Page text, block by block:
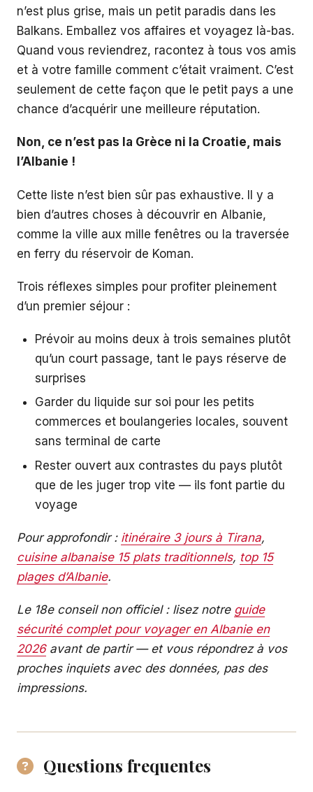
n’est plus grise, mais un petit paradis dans les
Balkans. Emballez vos affaires et voyagez là-bas.
Quand vous reviendrez, racontez à tous vos amis
et à votre famille comment c’était vraiment. C’est
seulement de cette façon que le petit pays a une
chance d’acquérir une meilleure réputation.
Non, ce n’est pas la Grèce ni la Croatie, mais
l’Albanie !
Cette liste n’est bien sûr pas exhaustive. Il y a
bien d’autres choses à découvrir en Albanie,
comme la ville aux mille fenêtres ou la traversée
en ferry du réservoir de Koman.
Trois réflexes simples pour profiter pleinement
d’un premier séjour :
Prévoir au moins deux à trois semaines plutôt
qu’un court passage, tant le pays réserve de
surprises
Garder du liquide sur soi pour les petits
commerces et boulangeries locales, souvent
sans terminal de carte
Rester ouvert aux contrastes du pays plutôt
que de les juger trop vite — ils font partie du
voyage
Pour approfondir : itinéraire 3 jours à Tirana,
cuisine albanaise 15 plats traditionnels, top 15
plages d’Albanie.
Le 18e conseil non officiel : lisez notre guide
sécurité complet pour voyager en Albanie en
2026avant de partir — et vous répondrez à vos
proches inquiets avec des données, pas des
impressions.
Questions frequentes